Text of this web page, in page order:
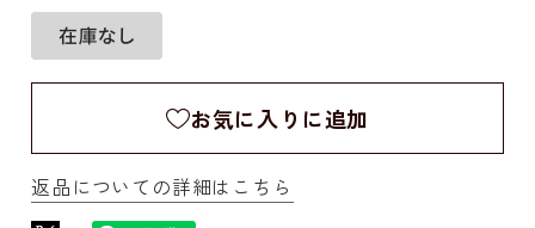
お気に入りに追加
返品についての詳細はこちら